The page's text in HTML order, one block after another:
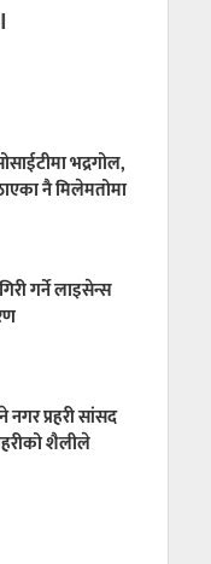
भद्रगोल,
नै मिलेमतोमा
गर्ने लाइसेन्स
प्रहरी सांसद
शैलीले